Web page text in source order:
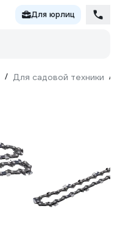
Для юрлиц
/ Для садовой техники /